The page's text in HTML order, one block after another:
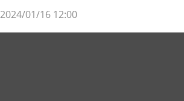
2024/01/16 12:00